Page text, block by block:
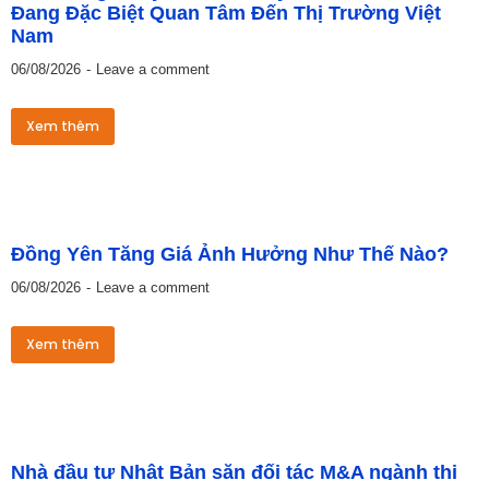
Đang Đặc Biệt Quan Tâm Đến Thị Trường Việt
Nam
06/08/2026 Leave a comment
Xem thêm
Đồng Yên Tăng Giá Ảnh Hưởng Như Thế Nào?
06/08/2026 Leave a comment
Xem thêm
Nhà đầu tư Nhật Bản săn đối tác M&A ngành thi